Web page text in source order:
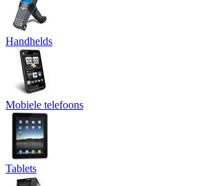
Handhelds
Mobiele telefoons
Tablets